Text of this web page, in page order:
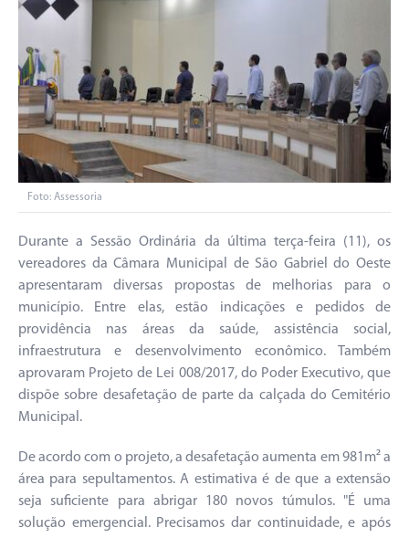
Foto: Assessoria
Durante a Sessão Ordinária da última terça-feira (11), os
vereadores da Câmara Municipal de São Gabriel do Oeste
apresentaram diversas propostas de melhorias para o
município. Entre elas, estão indicações e pedidos de
providência nas áreas da saúde, assistência social,
infraestrutura e desenvolvimento econômico. Também
aprovaram Projeto de Lei 008/2017, do Poder Executivo, que
dispõe sobre desafetação de parte da calçada do Cemitério
Municipal.
De acordo com o projeto, a desafetação aumenta em 981m² a
área para sepultamentos. A estimativa é de que a extensão
seja suficiente para abrigar 180 novos túmulos. "É uma
solução emergencial. Precisamos dar continuidade, e após